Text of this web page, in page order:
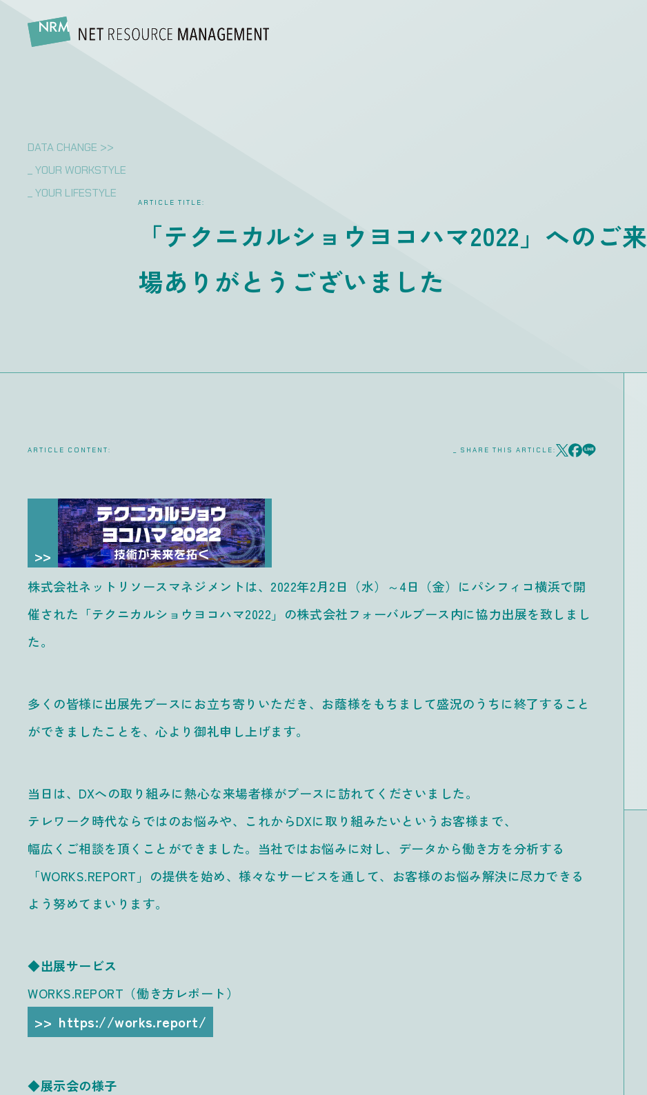
ARTICLE TITLE:
「テクニカルショウヨコハマ2022」へのご来
場ありがとうございました
DATA CHANGE >>
_ YOUR WORKSTYLE
_ YOUR LIFESTYLE
ARTICLE CONTENT: _ SHARE THIS ARTICLE:
株式会社ネットリソースマネジメントは、2022年2月2日（水）～4日（金）にパシフィコ横浜で開
催された「テクニカルショウヨコハマ2022」の株式会社フォーバルブース内に協力出展を致しまし
た。
多くの皆様に出展先ブースにお立ち寄りいただき、お蔭様をもちまして盛況のうちに終了すること
ができましたことを、心より御礼申し上げます。
当日は、DXへの取り組みに熱心な来場者様がブースに訪れてくださいました。
テレワーク時代ならではのお悩みや、これからDXに取り組みたいというお客様まで、
幅広くご相談を頂くことができました。当社ではお悩みに対し、データから働き方を分析する
「WORKS.REPORT」の提供を始め、様々なサービスを通して、お客様のお悩み解決に尽力できる
よう努めてまいります。
◆出展サービス
WORKS.REPORT（働き方レポート）
https://works.report/
◆展示会の様子